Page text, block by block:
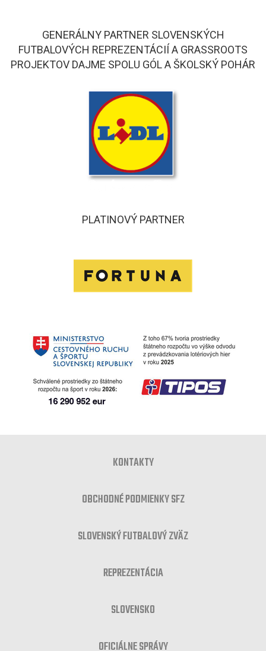
GENERÁLNY PARTNER SLOVENSKÝCH
FUTBALOVÝCH REPREZENTÁCIÍ A GRASSROOTS
PROJEKTOV DAJME SPOLU GÓL A ŠKOLSKÝ POHÁR
PLATINOVÝ PARTNER
KONTAKTY
OBCHODNÉ PODMIENKY SFZ
SLOVENSKÝ FUTBALOVÝ ZVÄZ
REPREZENTÁCIA
SLOVENSKO
OFICIÁLNE SPRÁVY